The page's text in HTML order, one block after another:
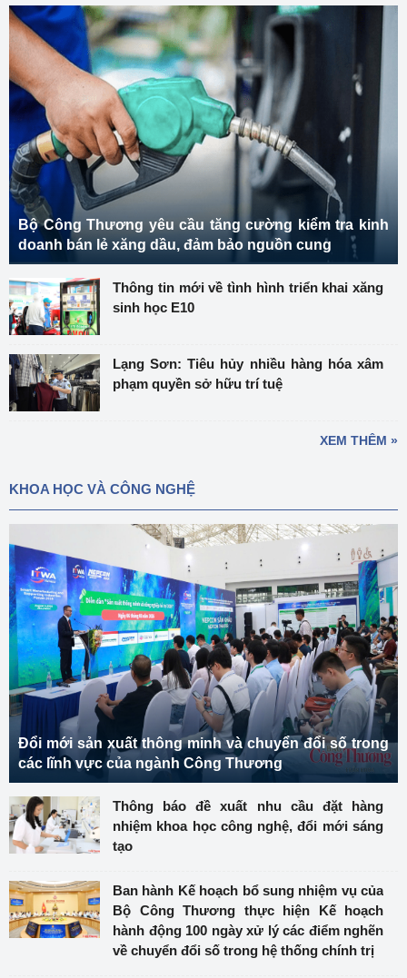
Bộ Công Thương yêu cầu tăng cường kiểm tra kinh
doanh bán lẻ xăng dầu, đảm bảo nguồn cung
Thông tin mới về tình hình triển khai xăng
sinh học E10
Lạng Sơn: Tiêu hủy nhiều hàng hóa xâm
phạm quyền sở hữu trí tuệ
XEM THÊM »
KHOA HỌC VÀ CÔNG NGHỆ
Đổi mới sản xuất thông minh và chuyển đổi số trong
các lĩnh vực của ngành Công Thương
Thông báo đề xuất nhu cầu đặt hàng
nhiệm khoa học công nghệ, đổi mới sáng
tạo
Ban hành Kế hoạch bổ sung nhiệm vụ của
Bộ Công Thương thực hiện Kế hoạch
hành động 100 ngày xử lý các điểm nghẽn
về chuyển đổi số trong hệ thống chính trị